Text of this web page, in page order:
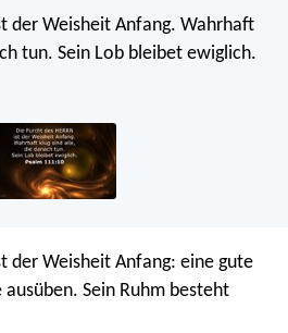
der Weisheit Anfang. Wahrhaft
tun. Sein Lob bleibet ewiglich.
der Weisheit Anfang: eine gute
ausüben. Sein Ruhm besteht